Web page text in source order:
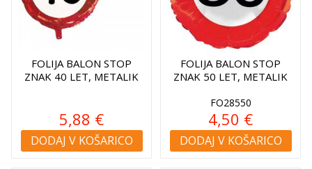
FOLIJA BALON STOP
ZNAK 40 LET, METALIK
5,88 €
DODAJ V KOŠARICO
FOLIJA BALON STOP
ZNAK 50 LET, METALIK
FO28550
4,50 €
DODAJ V KOŠARICO